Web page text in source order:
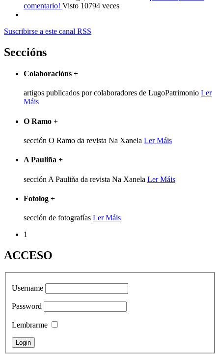
comentario! Visto 10794 veces
Suscribirse a este canal RSS
Seccións
Colaboracións +
artigos publicados por colaboradores de LugoPatrimonio Ler
Máis
O Ramo +
sección O Ramo da revista Na Xanela Ler Máis
A Pauliña +
sección A Pauliña da revista Na Xanela Ler Máis
Fotolog +
sección de fotografías Ler Máis
1
ACCESO
Username
Password
Lembrarme